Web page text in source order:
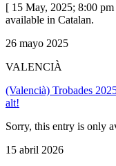
[ 15 May, 2025; 8:00
available in Catalan.
26 mayo 2025
VALENCIÀ
(Valencià) Trobades
alt!
Sorry, this entry is only
15 abril 2026